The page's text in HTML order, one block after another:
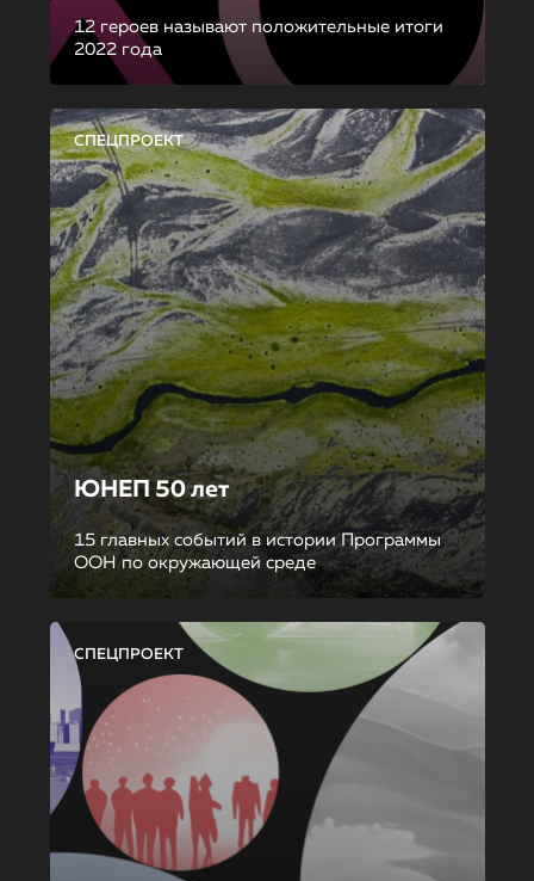
12 героев называют положительные итоги
2022 года
СПЕЦПРОЕКТ
ЮНЕП 50 лет
15 главных событий в истории Программы
ООН по окружающей среде
СПЕЦПРОЕКТ